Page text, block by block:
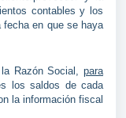
contables y los
fecha en que se haya
Razón Social, para
los saldos de cada
la información fiscal